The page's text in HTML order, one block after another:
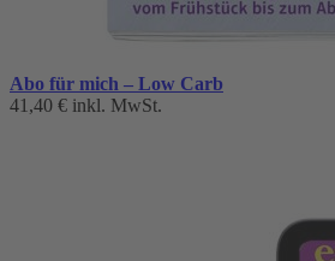
Abo für mich – Low Carb
41,40 € inkl. MwSt.